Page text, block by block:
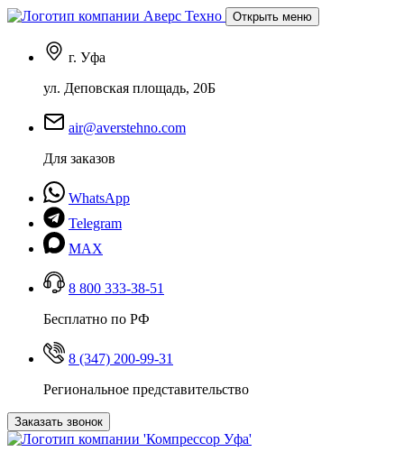
Открыть меню
г. Уфа
ул. Деповская площадь, 20Б
air@averstehno.com
Для заказов
WhatsApp
Telegram
MAX
8 800 333-38-51
Бесплатно по РФ
8 (347) 200-99-31
Региональное представительство
Заказать звонок